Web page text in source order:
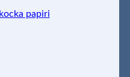
papiri